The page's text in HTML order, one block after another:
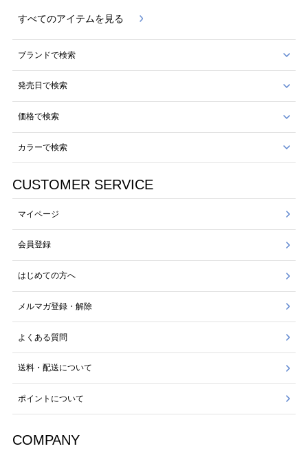
すべてのアイテムを見る
ブランドで検索
発売日で検索
価格で検索
カラーで検索
CUSTOMER SERVICE
マイページ
会員登録
はじめての方へ
メルマガ登録・解除
よくある質問
送料・配送について
ポイントについて
COMPANY